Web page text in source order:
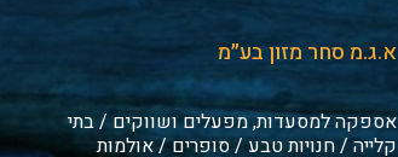
א.ג.מ סחר מזון בע״מ
אספקה למסעדות, מפעלים ושווקים / בתי
קלייה / חנויות טבע / סופרים / אולמות